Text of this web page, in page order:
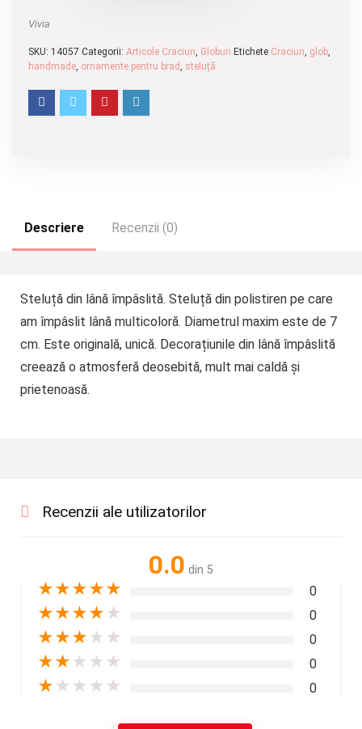
Vivia
SKU: 14057 Categorii: Articole Craciun, Globuri Etichete Craciun, glob,
handmade, ornamente pentru brad, steluță
Descriere Recenzii (0)
Steluță din lână împâslită. Steluță din polistiren pe care
am împâslit lână multicoloră. Diametrul maxim este de 7
cm. Este originală, unică. Decorațiunile din lână împâslită
creează o atmosferă deosebită, mult mai caldă și
prietenoasă.
Recenzii ale utilizatorilor
0.0 din 5
★★★★★ 0
★★★★ ★ 0
★★★ ★ ★ 0
★★ ★ ★ ★ 0
★ ★ ★ ★ ★ 0